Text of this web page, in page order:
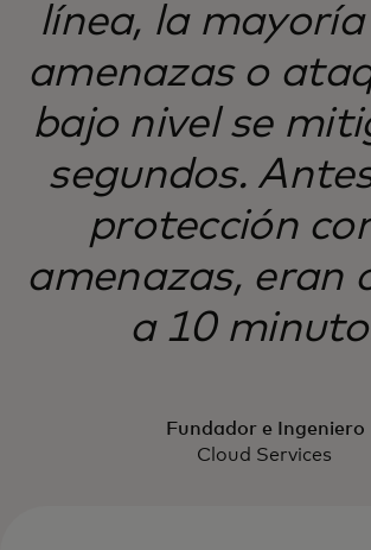
línea, la mayoría
amenazas o
bajo nivel se
segundos.
protección
amenazas, eran
a 10
Fundador e Ingeniero
Cloud Services